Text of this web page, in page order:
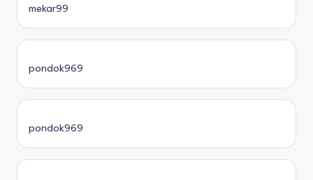
mekar99
pondok969
pondok969